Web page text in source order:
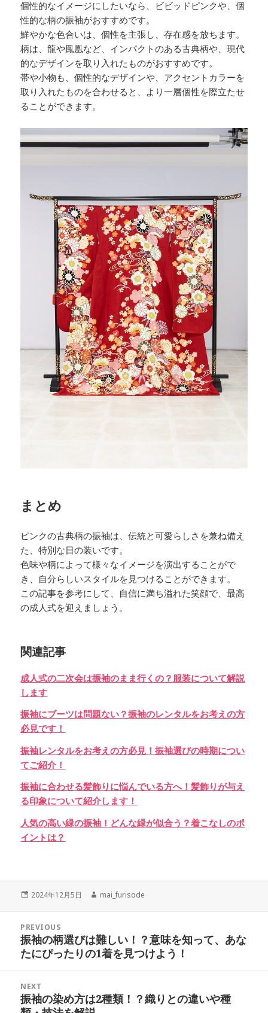
個性的なイメージにしたいなら、ビビッドピンクや、個
性的な柄の振袖がおすすめです。
鮮やかな色合いは、個性を主張し、存在感を放ちます。
柄は、龍や鳳凰など、インパクトのある古典柄や、現代
的なデザインを取り入れたものがおすすめです。
帯や小物も、個性的なデザインや、アクセントカラーを
取り入れたものを合わせると、より一層個性を際立たせ
ることができます。
まとめ
ピンクの古典柄の振袖は、伝統と可愛らしさを兼ね備え
た、特別な日の装いです。
色味や柄によって様々なイメージを演出することがで
き、自分らしいスタイルを見つけることができます。
この記事を参考にして、自信に満ち溢れた笑顔で、最高
の成人式を迎えましょう。
関連記事
成人式の二次会は振袖のまま行くの？服装について解説
します
振袖にブーツは問題ない？振袖のレンタルをお考えの方
必見です！
振袖レンタルをお考えの方必見！振袖選びの時期につい
てご紹介！
振袖に合わせる髪飾りに悩んでいる方へ！髪飾りが与え
る印象について紹介します！
人気の高い緑の振袖！どんな緑が似合う？着こなしのポ
イントは？
Posted
2024年12月5日 Author
mai_furisode
PREVIOUS
Previous
post:
振袖の柄選びは難しい！？意味を知って、あな
たにぴったりの1着を見つけよう！
NEXT
Next
振袖の染め方は2種類！？織りとの違いや種